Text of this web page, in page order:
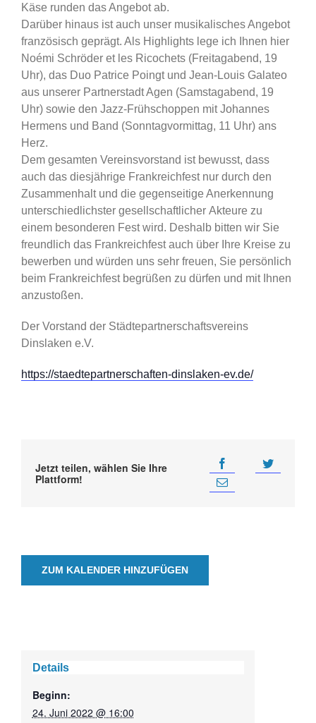
Käse runden das Angebot ab.
Darüber hinaus ist auch unser musikalisches Angebot
französisch geprägt. Als Highlights lege ich
Ihnen hier
Noémi Schröder et les Ricochets (Freitagabend, 19
Uhr), das Duo Patrice Poingt und Jean-Louis Galateo
aus unserer Partnerstadt Agen (Samstagabend, 19
Uhr) sowie den Jazz-Frühschoppen mit Johannes
Hermens und Band (Sonntagvormittag, 11 Uhr) ans
Herz.
Dem gesamten Vereinsvorstand ist bewusst, dass
auch das diesjährige Frankreichfest nur durch den
Zusammenhalt und die gegenseitige Anerkennung
unterschiedlichster gesellschaftlicher Akteure zu
einem besonderen Fest wird. Deshalb bitten wir Sie
freundlich das Frankreichfest auch über Ihre Kreise zu
bewerben und würden uns sehr freuen, Sie persönlich
beim Frankreichfest begrüßen zu dürfen und mit Ihnen
anzustoßen.
Der Vorstand der Städtepartnerschaftsvereins
Dinslaken e.V.
https://staedtepartnerschaften-dinslaken-ev.de/
Jetzt teilen, wählen Sie Ihre
Plattform!
ZUM KALENDER HINZUFÜGEN
Details
Beginn:
24. Juni 2022 @ 16:00